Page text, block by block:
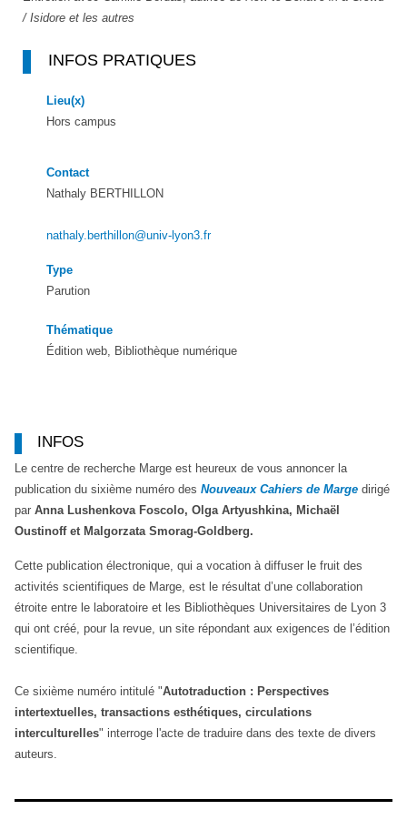
/ Isidore et les autres
INFOS PRATIQUES
Lieu(x)
Hors campus
Contact
Nathaly BERTHILLON
nathaly.berthillon@univ-lyon3.fr
Type
Parution
Thématique
Édition web, Bibliothèque numérique
INFOS
Le centre de recherche Marge est heureux de vous annoncer la
publication du sixième numéro des Nouveaux Cahiers de Marge dirigé
par Anna Lushenkova Foscolo, Olga Artyushkina, Michaël
Oustinoff et Malgorzata Smorag-Goldberg.
Cette publication électronique, qui a vocation à diffuser le fruit des
activités scientifiques de Marge, est le résultat d’une collaboration
étroite entre le laboratoire et les Bibliothèques Universitaires de Lyon 3
qui ont créé, pour la revue, un site répondant aux exigences de l’édition
scientifique.
Ce sixième numéro intitulé "Autotraduction : Perspectives
intertextuelles, transactions esthétiques, circulations
interculturelles" interroge l'acte de traduire dans des texte de divers
auteurs.